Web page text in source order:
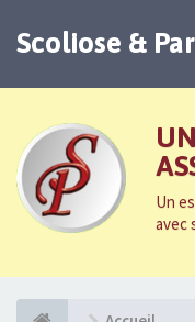
Scoliose &
Un
avec